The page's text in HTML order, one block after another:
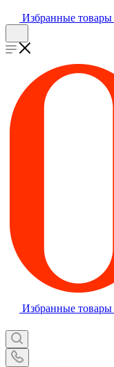
Избранные товары
Избранные товары